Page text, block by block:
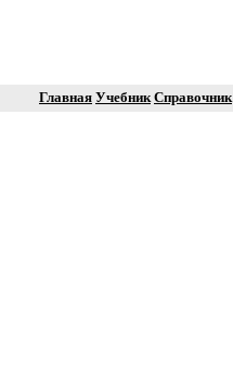
Главная Учебник Справочник